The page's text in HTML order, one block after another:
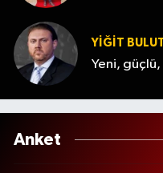
YİĞİT
Yeni, güçlü,
Anket